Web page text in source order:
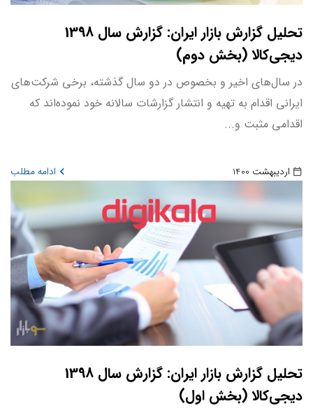
تحلیل گزارش بازار ایران: گزارش سال 1398
دیجی‌کالا (بخش دوم)
در سال‌های اخیر و بخصوص در دو سال گذشته، برخی شرکت‌های
ایرانی اقدام به تهیه و انتشار گزارشات سالانه خود نموده‌اند که
اقدامی مثبت و...
اردیبهشت 1400 ادامه مطلب
تحلیل گزارش بازار ایران: گزارش سال 1398
دیجی‌کالا (بخش اول)